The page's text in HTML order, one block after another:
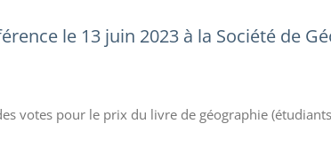
le 13 juin 2023 à la Société de
votes pour le prix du livre de géographie